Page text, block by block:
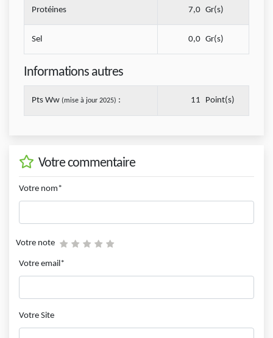
Protéines 7,0 Gr(s)
Sel 0,0 Gr(s)
Informations autres
Pts Ww (mise à jour 2025) : 11 Point(s)
Votre commentaire
Votre nom*
Votre note
Votre email*
Votre Site